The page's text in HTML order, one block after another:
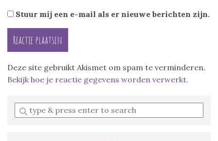
Stuur mij een e-mail als er nieuwe berichten zijn.
Deze site gebruikt Akismet om spam te verminderen.
Bekijk hoe je reactie gegevens worden verwerkt.
Enter
a